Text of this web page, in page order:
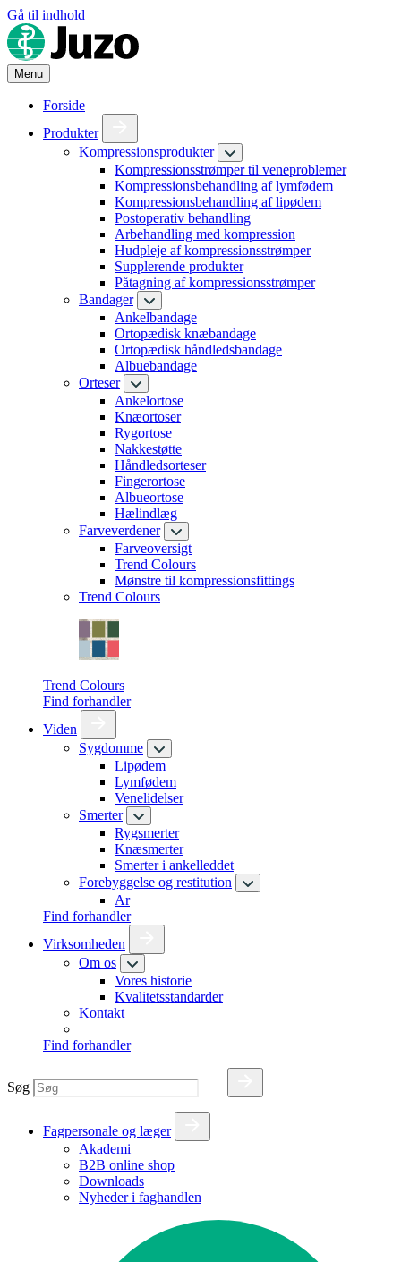
Gå til indhold
Menu
Forside
Produkter
Kompressionsprodukter
Kompressionsstrømper til veneproblemer
Kompressionsbehandling af lymfødem
Kompressionsbehandling af lipødem
Postoperativ behandling
Arbehandling med kompression
Hudpleje af kompressionsstrømper
Supplerende produkter
Påtagning af kompressionsstrømper
Bandager
Ankelbandage
Ortopædisk knæbandage
Ortopædisk håndledsbandage
Albuebandage
Orteser
Ankelortose
Knæortoser
Rygortose
Nakkestøtte
Håndledsorteser
Fingerortose
Albueortose
Hælindlæg
Farveverdener
Farveoversigt
Trend Colours
Mønstre til kompressionsfittings
Trend Colours
Trend Colours
Find forhandler
Viden
Sygdomme
Lipødem
Lymfødem
Venelidelser
Smerter
Rygsmerter
Knæsmerter
Smerter i ankelleddet
Forebyggelse og restitution
Ar
Find forhandler
Virksomheden
Om os
Vores historie
Kvalitetsstandarder
Kontakt
Find forhandler
Søg
Fagpersonale og læger
Akademi
B2B online shop
Downloads
Nyheder i faghandlen